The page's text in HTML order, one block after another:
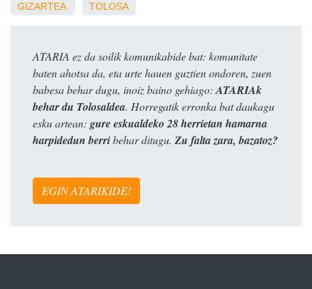
GIZARTEA TOLOSA
ATARIA ez da soilik komunikabide bat: komunitate
baten ahotsa da, eta urte hauen guztien ondoren, zuen
babesa behar dugu, inoiz baino gehiago: ATARIAk
behar du Tolosaldea. Horregatik erronka bat daukagu
esku artean: gure eskualdeko 28 herrietan hamarna
harpidedun berribehar ditugu. Zu falta zara, bazatoz?
EGIN ATARIKIDE!